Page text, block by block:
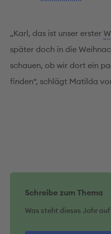
„Karl, das ist unser erster
später doch in die
schauen, ob wir dort ein
finden“, schlägt Matilda
Schreibe zum Thema
Was steht dieses Jahr